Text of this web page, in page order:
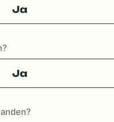
Ja
Ja